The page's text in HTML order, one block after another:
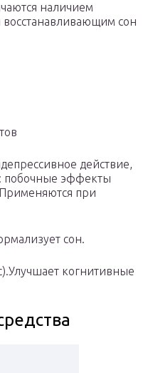
наличием
сон
действие,
побочные эффекты
при
сон.
когнитивные